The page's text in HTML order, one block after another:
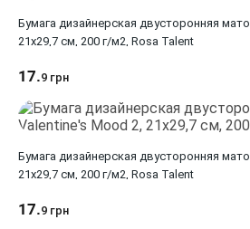
Бумага дизайнерская двусторонняя
21х29,7 см, 200 г/м2, Rosa Talent
17.9 грн
Бумага дизайнерская двусторонняя
21х29,7 см, 200 г/м2, Rosa Talent
17.9 грн